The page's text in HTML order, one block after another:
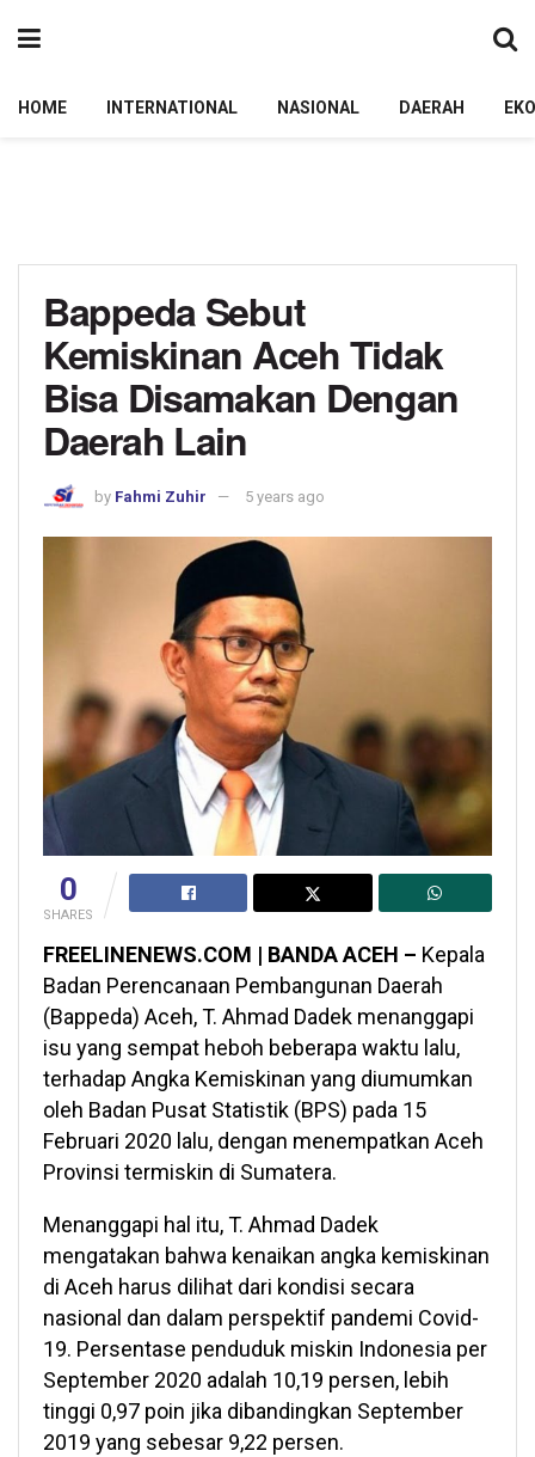
HOME INTERNATIONAL NASIONAL DAERAH
Bappeda Sebut
Kemiskinan Aceh Tidak
Bisa Disamakan Dengan
Daerah Lain
by Fahmi Zuhir 5 years ago
0
SHARES
FREELINENEWS.COM | BANDA ACEH – Kepala
Badan Perencanaan Pembangunan Daerah
(Bappeda) Aceh, T. Ahmad Dadek menanggapi
isu yang sempat heboh beberapa waktu lalu,
terhadap Angka Kemiskinan yang diumumkan
oleh Badan Pusat Statistik (BPS) pada 15
Februari 2020 lalu, dengan menempatkan Aceh
Provinsi termiskin di Sumatera.
Menanggapi hal itu, T. Ahmad Dadek
mengatakan bahwa kenaikan angka kemiskinan
di Aceh harus dilihat dari kondisi secara
nasional dan dalam perspektif pandemi Covid-
19. Persentase penduduk miskin Indonesia per
September 2020 adalah 10,19 persen, lebih
tinggi 0,97 poin jika dibandingkan September
2019 yang sebesar 9,22 persen.